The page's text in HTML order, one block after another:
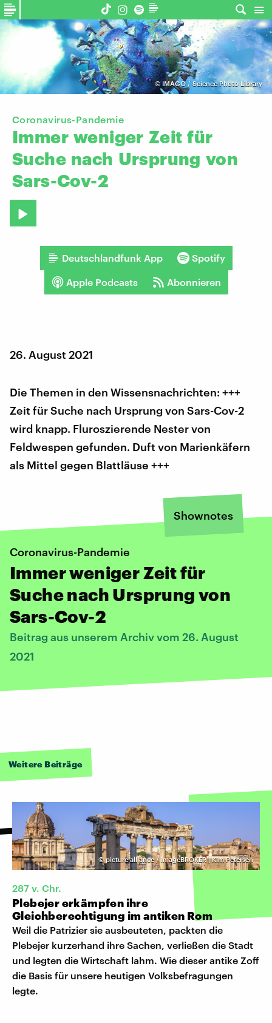
©IMAGO / Science Photo Library
Coronavirus-Pandemie
Immer weniger Zeit für
Suche nach Ursprung von
Sars-Cov-2
Deutschlandfunk App Spotify
Apple Podcasts Abonnieren
26. August 2021
Die Themen in den Wissensnachrichten: +++
Zeit für Suche nach Ursprung von Sars-Cov-2
wird knapp. Fluroszierende Nester von
Feldwespen gefunden. Duft von Marienkäfern
als Mittel gegen Blattläuse +++
Shownotes
Coronavirus-Pandemie
Immer weniger Zeit für
Suche nach Ursprung von
Sars-Cov-2
Beitrag aus unserem Archiv vom 26. August
2021
Weitere Beiträge
©picture alliance / imageBROKER | Kim Petersen
287 v. Chr.
Plebejer erkämpfen ihre
Gleichberechtigung im antiken Rom
Weil die Patrizier sie ausbeuteten, packten die
Plebejer kurzerhand ihre Sachen, verließen die Stadt
und legten die Wirtschaft lahm. Wie dieser antike Zoff
die Basis für unsere heutigen Volksbefragungen
legte.